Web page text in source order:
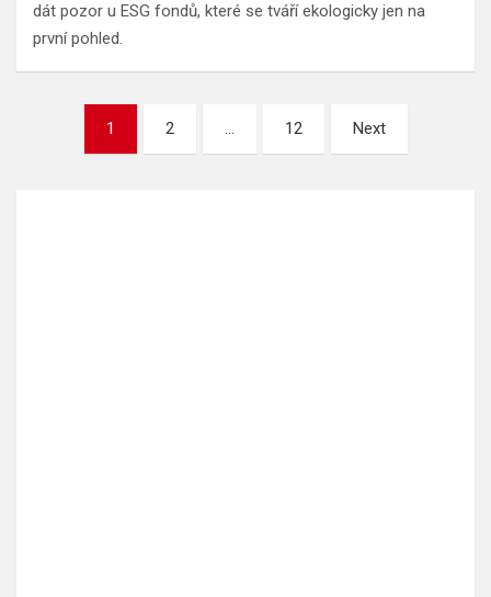
dát pozor u ESG fondů, které se tváří ekologicky jen na
první pohled.
Stránkování
příspěvků
1 2 … 12 Next